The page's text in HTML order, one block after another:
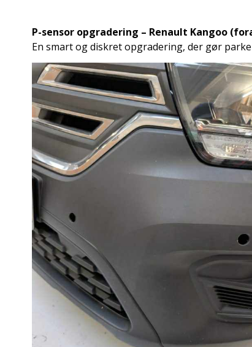
P-sensor opgradering – Renault Kangoo
En smart og diskret opgradering, der gør